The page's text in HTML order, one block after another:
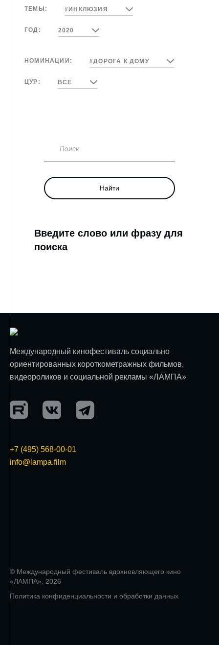
ТЕМЫ: #ИНКЛЮЗИЯ
ГОД: 2020
НОМИНАЦИИ: #ДОРОГА К ДОМУ
ЦУР: ВСЕ
Поиск
Найти
Введите слово или фразу для
поиска
Международный кинофестиваль социально
ориентированных короткометражных фильмов,
видеороликов и социальной рекламы «ЛАМПА»
+7 (495) 568-00-01
info@lampa.film
© Международный фестиваль вдохновляющего кино
«ЛАМПА», 2026
Политика конфиденциальности и обработки данных